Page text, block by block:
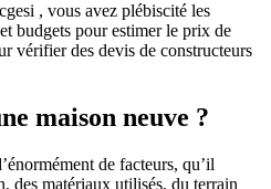
, vous avez plébiscité les
budgets pour estimer le prix de
vérifier des devis de constructeurs
maison neuve ?
de facteurs, qu’il
des matériaux utilisés, du terrain